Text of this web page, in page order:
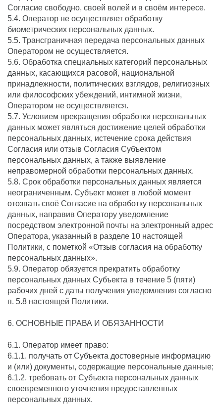
Согласие свободно, своей волей и в своём интересе.
5.4. Оператор не осуществляет обработку
биометрических персональных данных.
5.5. Трансграничная передача персональных данных
Оператором не осуществляется.
5.6. Обработка специальных категорий персональных
данных, касающихся расовой, национальной
принадлежности, политических взглядов, религиозных
или философских убеждений, интимной жизни,
Оператором не осуществляется.
5.7. Условием прекращения обработки персональных
данных может являться достижение целей обработки
персональных данных, истечение срока действия
Согласия или отзыв Согласия Субъектом
персональных данных, а также выявление
неправомерной обработки персональных данных.
5.8. Срок обработки персональных данных является
неограниченным. Субъект может в любой момент
отозвать своё Согласие на обработку персональных
данных, направив Оператору уведомление
посредством электронной почты на электронный адрес
Оператора, указанный в разделе 10 настоящей
Политики, с пометкой «Отзыв согласия на обработку
персональных данных».
5.9. Оператор обязуется прекратить обработку
персональных данных Субъекта в течение 5 (пяти)
рабочих дней с даты получения уведомления согласно
п. 5.8 настоящей Политики.
6. ОСНОВНЫЕ ПРАВА И ОБЯЗАННОСТИ
6.1. Оператор имеет право:
6.1.1. получать от Субъекта достоверные информацию
и (или) документы, содержащие персональные данные;
6.1.2. требовать от Субъекта персональных данных
своевременного уточнения предоставленных
персональных данных.